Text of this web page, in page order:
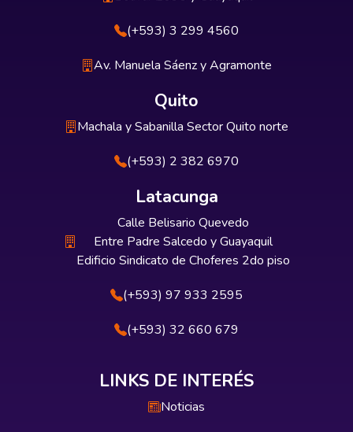
(+593) 3 299 4560
Av. Manuela Sáenz y Agramonte
Quito
Machala y Sabanilla Sector Quito norte
(+593) 2 382 6970
Latacunga
Calle Belisario Quevedo
Entre Padre Salcedo y Guayaquil
Edificio Sindicato de Choferes 2do piso
(+593) 97 933 2595
(+593) 32 660 679
LINKS DE INTERÉS
Noticias